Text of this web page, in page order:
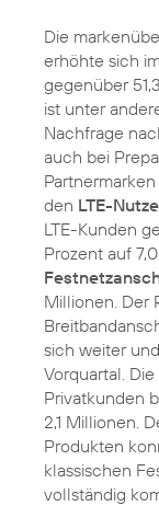
Die
erhöhte sich
gegenüber
ist unter
Nachfrage
auch bei
den LTE-
LTE-Kunden
Prozent auf
Millionen. Der
sich weiter
Vorquartal.
Privatkunden
2,1 Millionen.
Produkten
klassischen
vollständig